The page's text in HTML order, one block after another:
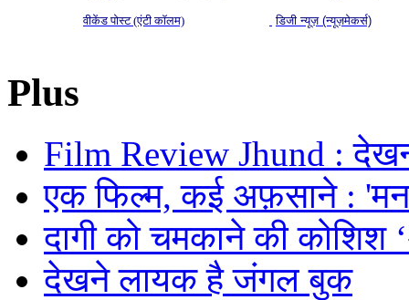
वीकेंड पोस्ट (एंटी कॉलम) डिजी न्यूज़ (न्यूज़मेकर्स)
Plus
Film Review Jhund :
एक फिल्म, कई अफ़साने :
दागी को चमकाने की कोशिश
देखने लायक है जंगल बुक